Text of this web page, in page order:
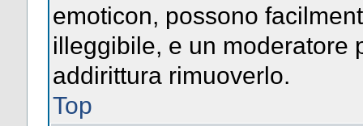
emoticon, possono
illeggibile, e un moderatore
addirittura rimuoverlo.
Top